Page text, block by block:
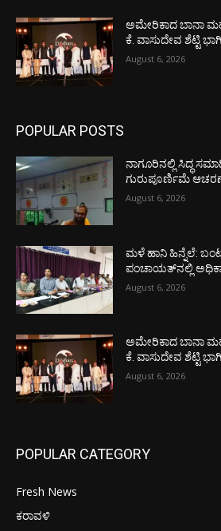
ಅಮೇರಿಕಾದ ಬಾನಾ
ಕೆ. ವಾಸುದೇವ ಶೆಟ್ಟಿ ಭಾಗಿ
August 6, 2026
POPULAR POSTS
ನಾಗೂರಿನಲ್ಲಿ ಸಿದ್ಧ
ಗುರುಪೂರ್ಣಿಮೆ
August 6, 2026
ಮಳೆ ಹಾನಿ ಹಿನ್ನೆಲೆ:
ಪಂಚಾಯತ್‌ನಲ್ಲಿ
August 6, 2026
ಅಮೇರಿಕಾದ ಬಾನಾ
ಕೆ. ವಾಸುದೇವ ಶೆಟ್ಟಿ ಭಾಗಿ
August 6, 2026
POPULAR CATEGORY
Fresh News
ಕರಾವಳಿ